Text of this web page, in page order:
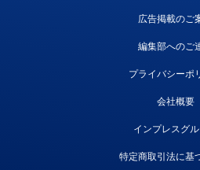
広告掲載のご
編集部へのご
プライバシーポ
会社概要
インプレスグ
特定商取引法に基